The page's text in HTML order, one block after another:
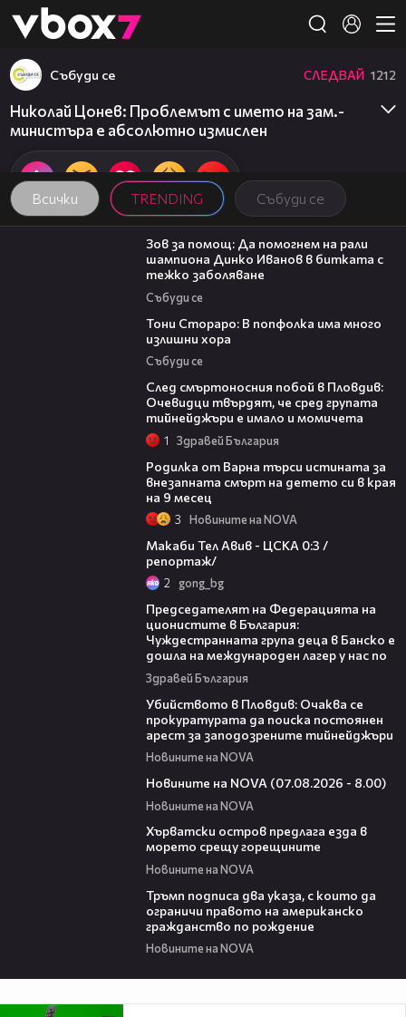
👾
Всички TRENDING Събуди се
Събуди се СЛЕДВАЙ 1212
Николай Цонев: Проблемът с името на зам.-
министъра е абсолютно измислен
03:29
Зов за помощ: Да помогнем на рали
шампиона Динко Иванов в битката с
тежко заболяване
Събуди се
Тони Стораро: В попфолка има много
излишни хора
Събуди се
След смъртоносния побой в Пловдив:
Очевидци твърдят, че сред групата
тийнейджъри е имало и момичета
1 Здравей България
Родилка от Варна търси истината за
внезапната смърт на детето си в края
на 9 месец
3 Новините на NOVA
Макаби Тел Авив - ЦСКА 0:3 /
репортаж/
2 gong_bg
Председателят на Федерацията на
ционистите в България:
Чуждестранната група деца в Банско е
дошла на международен лагер у нас по
Здравей България
Убийството в Пловдив: Очаква се
прокуратурата да поиска постоянен
арест за заподозрените тийнейджъри
Новините на NOVA
Новините на NOVA (07.08.2026 - 8.00)
Новините на NOVA
Хърватски остров предлага езда в
морето срещу горещините
Новините на NOVA
Тръмп подписа два указа, с които да
ограничи правото на американско
гражданство по рождение
Новините на NOVA